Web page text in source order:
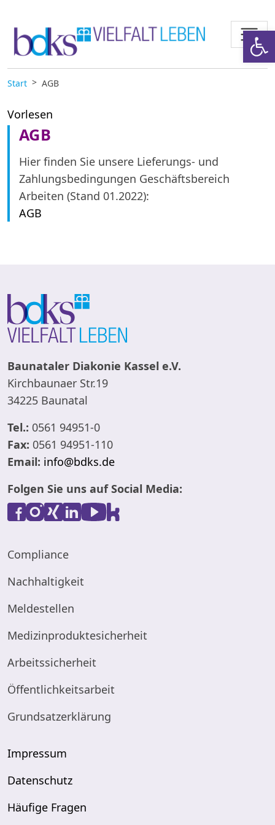
Start AGB
Vorlesen
AGB
Hier finden Sie unsere Lieferungs- und
Zahlungsbedingungen Geschäftsbereich
Arbeiten (Stand 01.2022):
AGB
Baunataler Diakonie Kassel e.V.
Kirchbaunaer Str.19
34225 Baunatal
Tel.: 0561 94951-0
Fax: 0561 94951-110
Email: info@bdks.de
Folgen Sie uns auf Social Media:
Compliance
Nachhaltigkeit
Meldestellen
Medizinproduktesicherheit
Arbeitssicherheit
Öffentlichkeitsarbeit
Grundsatzerklärung
Impressum
Datenschutz
Häufige Fragen